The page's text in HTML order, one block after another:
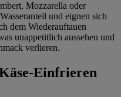
Mozzarella oder
und eignen sich
dem Wiederauftauen
unappetitlich aussehen und
verlieren.
Einfrieren